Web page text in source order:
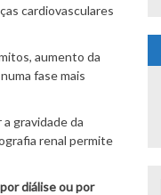
cardiovasculares
aumento da
fase mais
gravidade da
renal permite
diálise ou por